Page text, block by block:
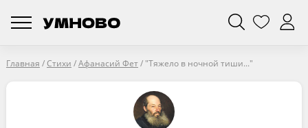
Главная /Стихи /Афанасий Фет/ "Тяжело в ночной тиши..."